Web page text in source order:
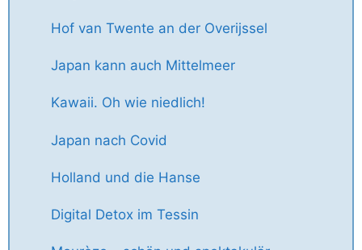
Hof van Twente an der Overijssel
Japan kann auch Mittelmeer
Kawaii. Oh wie niedlich!
Japan nach Covid
Holland und die Hanse
Digital Detox im Tessin